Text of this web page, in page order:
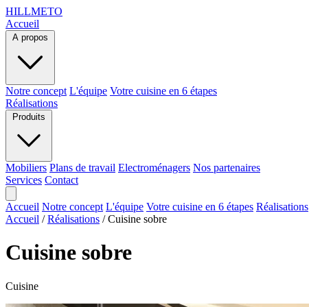
HILLMETO
Accueil
A propos
Notre concept L'équipe Votre cuisine en 6 étapes
Réalisations
Produits
Mobiliers Plans de travail Electroménagers Nos partenaires
Services Contact
Accueil Notre concept L'équipe Votre cuisine en 6 étapes Réalisations
Accueil / Réalisations / Cuisine sobre
Cuisine sobre
Cuisine